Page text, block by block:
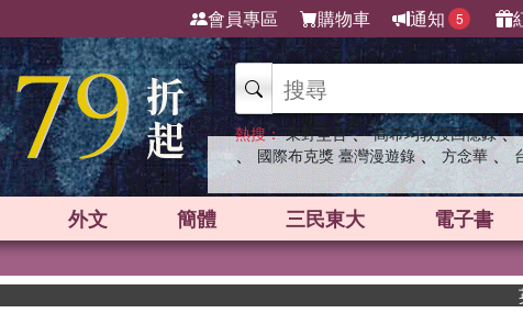
會員專區 購物車 通知 5
熱搜： 東野圭吾 、 高希均教授回憶錄 、
、 國際布克獎 臺灣漫遊錄 、 方念華 、
外文 簡體 三民東大 電子書
英